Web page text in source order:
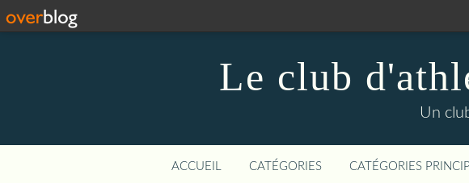
Le club
Un
ACCUEIL CATÉGORIES CATÉGORIES